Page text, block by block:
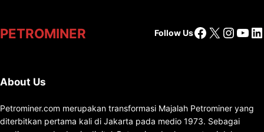
PETROMINER Follow UsFacebook
X
About Us
Petrominer.com merupakan transformasi Majalah Petrominer yang
diterbitkan pertama kali di Jakarta pada medio 1973. Sebagai